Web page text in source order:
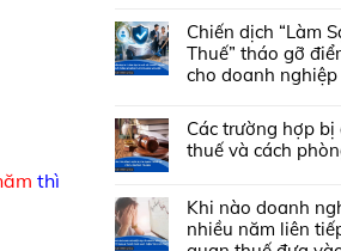
thì
Chiến dịch “Làm
Thuế” tháo gỡ
cho doanh nghiệp
Các trường hợp bị
thuế và cách
Khi nào doanh
nhiều năm liên